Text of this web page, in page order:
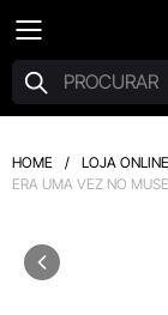
HOME / LOJA ONLINE
ERA UMA VEZ NO